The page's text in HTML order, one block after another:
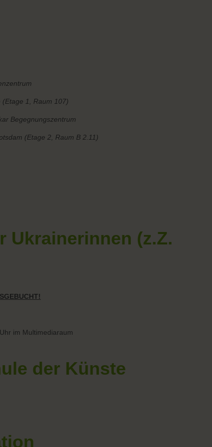
1, Raum 107)
Begegnungszentrum
(Etage 2, Raum B 2.11)
Ukrainerinnen (z.Z.
im Multimediaraum
der Künste